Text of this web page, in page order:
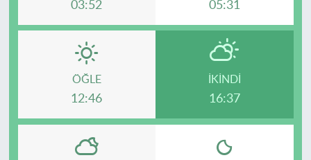
03:52 05:31
ÖĞLE
12:46
İKINDI
16:37